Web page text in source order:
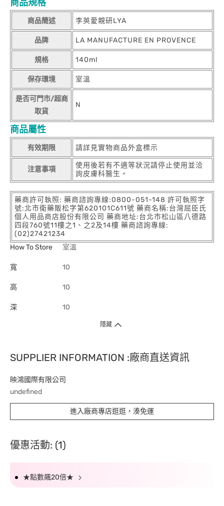
商品規格
商品簡述 李英愛親研LYA
品牌 LA MANUFACTURE EN PROVENCE
規格 140ml
保存環境 室溫
是否可門市/超商
取貨
N
商品屬性
有效期限 請詳見實物商品外盒標示
注意事項
使用後若有不適等狀況請停止使用並洽
詢皮膚科醫生。
藥商許可執照: 藥商諮詢專線:0800-051-148 許可執照字
號:北市衛藥販松字第620101C611號 藥商名稱:台灣屈臣氏
個人用品商店股份有限公司 藥商地址:台北市松山區八德路
四段760號11樓之1、之2及14樓 藥商諮詢專線:
(02)27421234
How To Store
室溫
寬 10
高 10
深 10
隱藏
SUPPLIER INFORMATION :廠商直送資訊
映鴻國際有限公司
undefined
進入廠商專店逛逛，湊免運
優惠活動: (1)
★點數飆20倍★